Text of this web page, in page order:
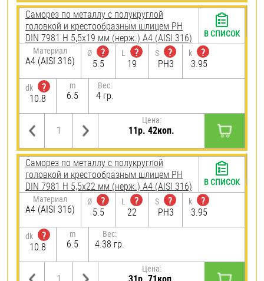
Саморез по металлу с полукруглой
головкой и крестообразным шлицем PH
DIN 7981 H 5,5х19 мм (нерж.) A4 (AISI 316)
Материал
A4 (AISI 316)
Ø
?
5.5
L
?
19
S
?
PH3
k
?
3.95
dk
?
10.8
m
6.5
Вес:
4 гр.
Цена:
11р. 42коп.
В СПИСОК
Саморез по металлу с полукруглой
головкой и крестообразным шлицем PH
DIN 7981 H 5,5х22 мм (нерж.) A4 (AISI 316)
Материал
A4 (AISI 316)
Ø
?
5.5
L
?
22
S
?
PH3
k
?
3.95
dk
?
10.8
m
6.5
Вес:
4.38 гр.
Цена:
В СПИСОК